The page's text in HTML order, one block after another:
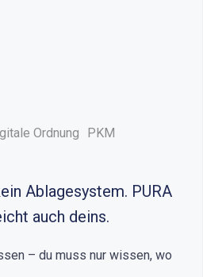
Ordnung
PKM
Ablagesystem. PURA
auch deins.
– du muss nur wissen, wo